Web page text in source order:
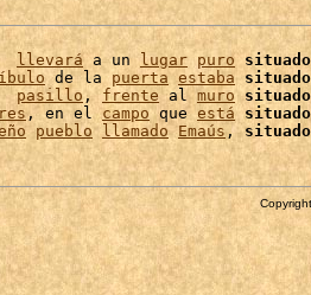
llevará a un lugar puro
situado
de la puerta estaba
situado
pasillo , frente al muro
situado
, en el campo que está
situado
pueblo llamado Emaús , situado